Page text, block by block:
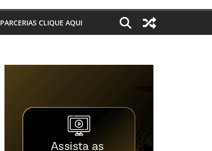
PARCERIAS CLIQUE AQUI